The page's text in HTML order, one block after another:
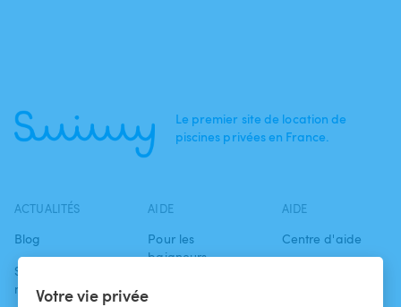
Votre vie privée
Le premier site de location de
piscines privées en France.
ACTUALITÉS
Blog
Swimmy dans les
médias
AIDE
Pour les
baigneurs
AIDE
Centre d'aide